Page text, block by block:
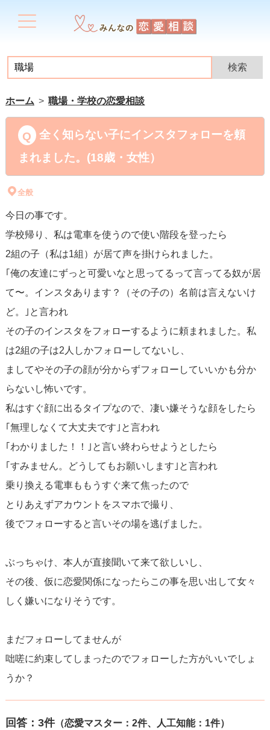
ホーム 職場・学校の恋愛相談
全く知らない子にインスタフォローを頼
まれました。(18歳・女性）
全般
今日の事です。
学校帰り、私は電車を使うので使い階段を登ったら
2組の子（私は1組）が居て声を掛けられました。
｢俺の友達にずっと可愛いなと思ってるって言ってる奴が居
て〜。インスタあります？（その子の）名前は言えないけ
ど。｣と言われ
その子のインスタをフォローするように頼まれました。私
は2組の子は2人しかフォローしてないし、
ましてやその子の顔が分からずフォローしていいかも分か
らないし怖いです。
私はすぐ顔に出るタイプなので、凄い嫌そうな顔をしたら
｢無理しなくて大丈夫です｣と言われ
｢わかりました！！｣と言い終わらせようとしたら
｢すみません。どうしてもお願いします｣と言われ
乗り換える電車ももうすぐ来て焦ったので
とりあえずアカウントをスマホで撮り、
後でフォローすると言いその場を逃げました。
ぶっちゃけ、本人が直接聞いて来て欲しいし、
その後、仮に恋愛関係になったらこの事を思い出して女々
しく嫌いになりそうです。
まだフォローしてませんが
咄嗟に約束してしまったのでフォローした方がいいでしょ
うか？
回答： 3件（恋愛マスター：2件、人工知能：1件）